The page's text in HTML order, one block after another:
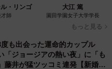
・リンゴ
才師
大江 篤
園田学園女子大学学長
もっと見る
も出会った運命的カップル
「ジョージアの熱い夜」に「も
藤井が猛ツッコミ連発【新婚さ